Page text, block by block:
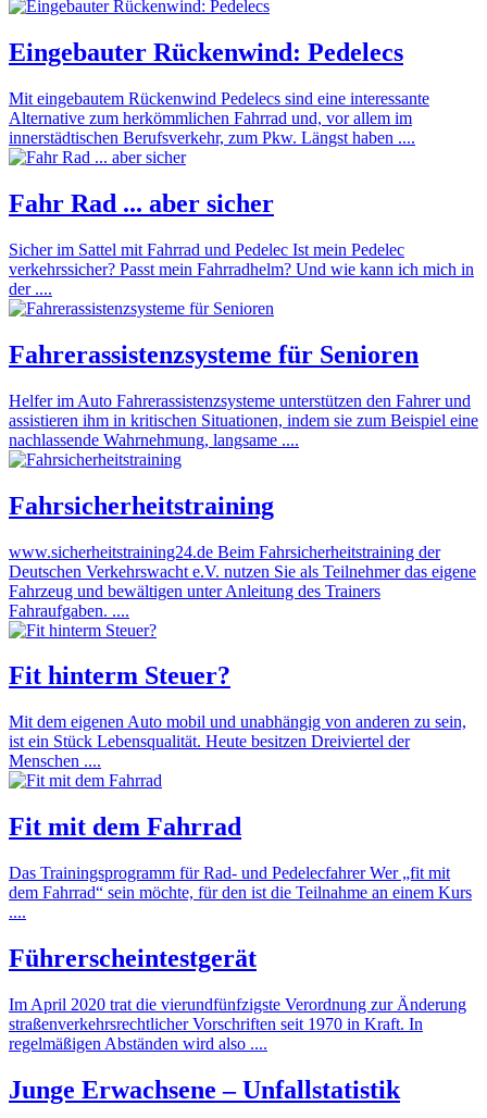
Eingebauter Rückenwind: Pedelecs
Mit eingebautem Rückenwind Pedelecs sind eine interessante
Alternative zum herkömmlichen Fahrrad und, vor allem im
innerstädtischen Berufsverkehr, zum Pkw. Längst haben ....
Fahr Rad ... aber sicher
Sicher im Sattel mit Fahrrad und Pedelec Ist mein Pedelec
verkehrssicher? Passt mein Fahrradhelm? Und wie kann ich mich in
der ....
Fahrerassistenzsysteme für Senioren
Helfer im Auto Fahrerassistenzsysteme unterstützen den Fahrer und
assistieren ihm in kritischen Situationen, indem sie zum Beispiel eine
nachlassende Wahrnehmung, langsame ....
Fahrsicherheitstraining
www.sicherheitstraining24.de Beim Fahrsicherheitstraining der
Deutschen Verkehrswacht e.V. nutzen Sie als Teilnehmer das eigene
Fahrzeug und bewältigen unter Anleitung des Trainers
Fahraufgaben. ....
Fit hinterm Steuer?
Mit dem eigenen Auto mobil und unabhängig von anderen zu sein,
ist ein Stück Lebensqualität. Heute besitzen Dreiviertel der
Menschen ....
Fit mit dem Fahrrad
Das Trainingsprogramm für Rad- und Pedelecfahrer Wer „fit mit
dem Fahrrad“ sein möchte, für den ist die Teilnahme an einem Kurs
....
Führerscheintestgerät
Im April 2020 trat die vierundfünfzigste Verordnung zur Änderung
straßenverkehrsrechtlicher Vorschriften seit 1970 in Kraft. In
regelmäßigen Abständen wird also ....
Junge Erwachsene – Unfallstatistik